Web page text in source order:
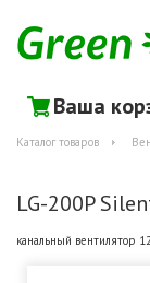
Ваша
Каталог товаров
LG-200P
канальный вентилятор